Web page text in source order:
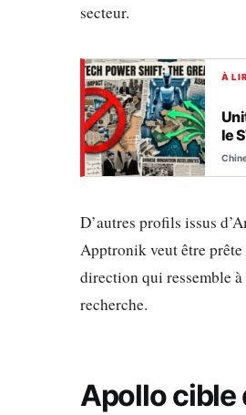
secteur.
À
le
D’autres profils issus
Apptronik veut être
direction qui ressemble
recherche.
Apollo cible